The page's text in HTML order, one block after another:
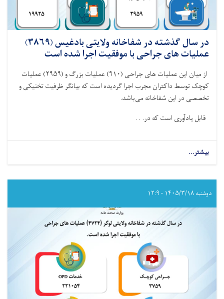
در سال گذشته در شفاخانه ولایتی بادغیس (۳۸۶۹)
عملیات های جراحی با موفقیت اجرا شده است
از میان این عملیات های جراحی‌ (۹۱۰) عملیات بزرگ و (۲۹۵۹) عملیات
کوچک توسط داکتران مجرب اجرا گردیده است که بیانگر ظرفیت تخنیکی و
تخصصی در این شفاخانه می‌باشد.
قابل یادآوری است که در. . .
بیشتر...
در
گذشته
در
بادغیس
جراحی
موفقیت
اجرا
دوشنبه ۱۴۰۵/۳/۱۸ - ۱۲:۹